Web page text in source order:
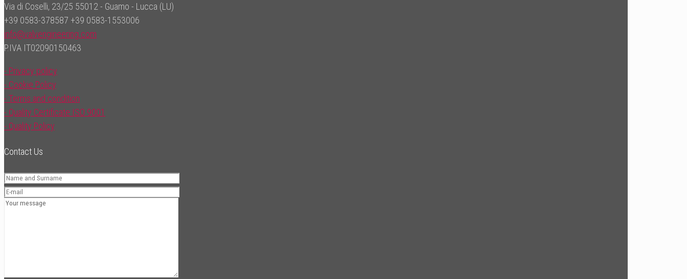
Via di Coselli, 23/25 55012 - Guamo - Lucca (LU)
+39 0583-378587 +39 0583-1553006
info@valvengineering.com
P.IVA IT02090150463
- Privacy policy
- Cookie Policy
- Terms and condition
- Quality Certificate ISO 9001
- Quality Policy
Contact Us